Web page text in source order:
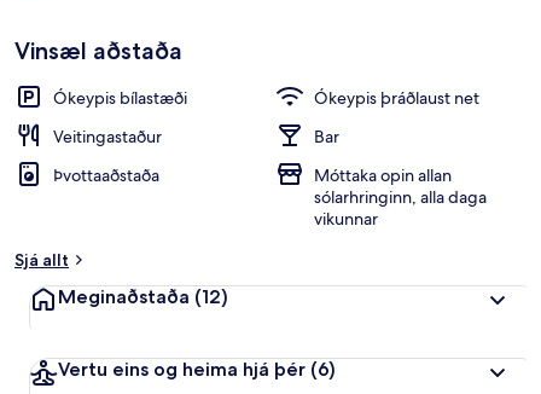
Vinsæl aðstaða
Ókeypis bílastæði
Ókeypis þráðlaust net
Veitingastaður
Bar
Þvottaaðstaða
Móttaka opin allan
sólarhringinn, alla daga
vikunnar
Sjá allt
Meginaðstaða (12)
Vertu eins og heima hjá þér (6)